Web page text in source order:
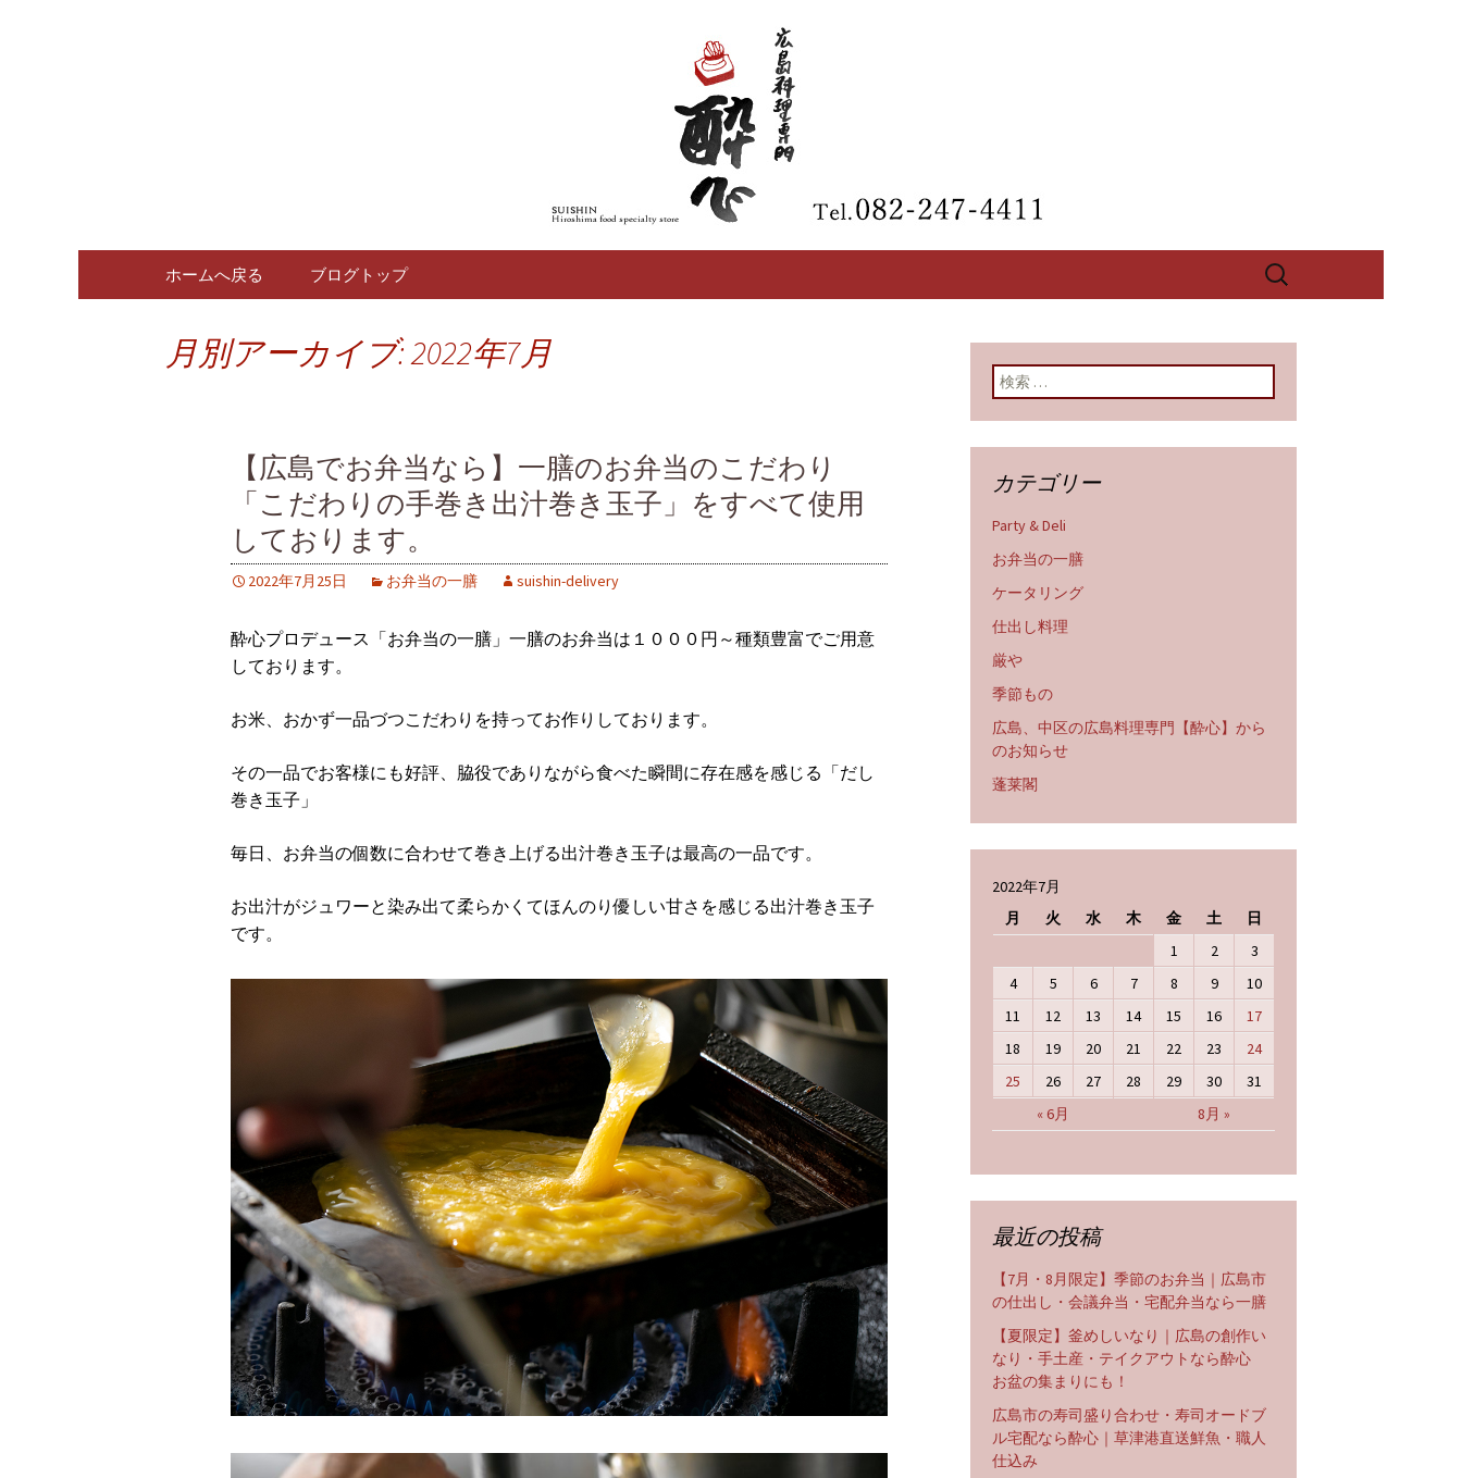
広島、中区の広島料理専門【酔心】のブ
コンテンツへ移動
ホームへ戻る ブログトップ
検
月別アーカイブ: 2022年7月
【広島でお弁当なら】一膳のお弁当のこだわり
「こだわりの手巻き出汁巻き玉子」をすべて使用
しております。
2022年7月25日 お弁当の一膳 suishin-delivery
酔心プロデュース「お弁当の一膳」一膳のお弁当は１０００円～種類豊富でご用意
しております。
お米、おかず一品づつこだわりを持ってお作りしております。
その一品でお客様にも好評、脇役でありながら食べた瞬間に存在感を感じる「だし
巻き玉子」
毎日、お弁当の個数に合わせて巻き上げる出汁巻き玉子は最高の一品です。
お出汁がジュワーと染み出て柔らかくてほんのり優しい甘さを感じる出汁巻き玉子
です。
検索:
カテゴリー
Party & Deli
お弁当の一膳
ケータリング
仕出し料理
厳や
季節もの
広島、中区の広島料理専門【酔心】から
のお知らせ
蓬莱閣
2022年7月
月
火 水 木 金 土 日
« 6月 8月 »
1 2
3
4
5 6 7 8 9
10
11
12 13 14 15 16
17
18
19 20 21 22 23
24
25
26 27 28 29 30 31
最近の投稿
【7月・8月限定】季節のお弁当｜広島市
の仕出し・会議弁当・宅配弁当なら一膳
【夏限定】釜めしいなり｜広島の創作い
なり・手土産・テイクアウトなら酔心
お盆の集まりにも！
広島市の寿司盛り合わせ・寿司オードブ
ル宅配なら酔心｜草津港直送鮮魚・職人
仕込み